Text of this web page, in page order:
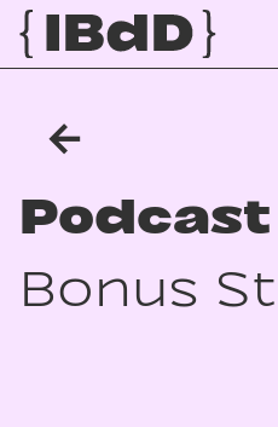
←
Podcast
Bonus